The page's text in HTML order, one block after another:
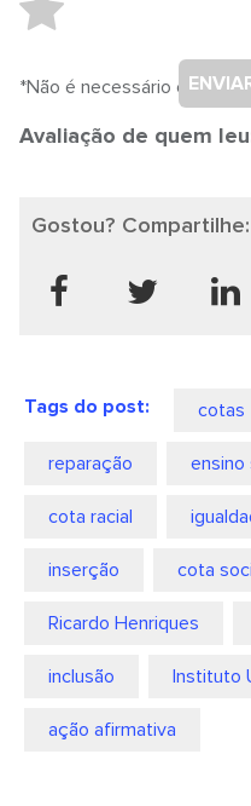
*Não é necessário
Avaliação de quem
Gostou? Compartilhe:
Tags do post: cotas
reparação ensino
cota racial
inserção cota
Ricardo Henriques
inclusão Instituto
ação afirmativa